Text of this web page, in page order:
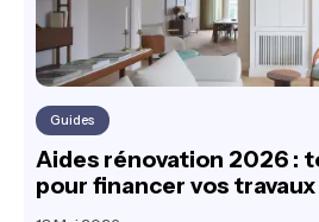
Guides
Aides rénovation 2026 :
pour financer vos